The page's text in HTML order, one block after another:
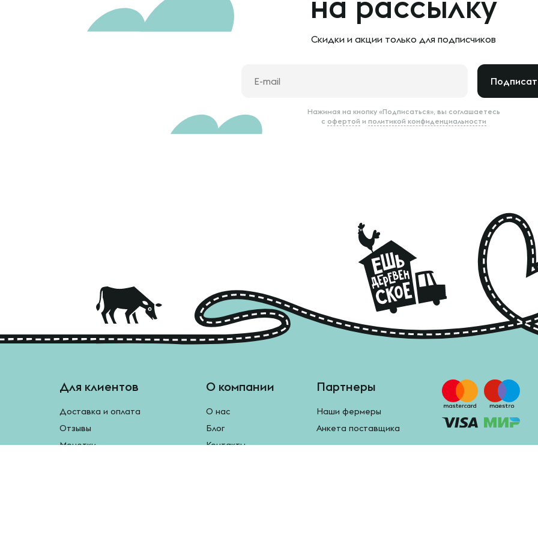
Скидки и акции только для подписчиков
Нажимая на кнопку «Подписаться», вы соглашаетесь
с офертой и политикой конфиденциальности
Для клиентов
Доставка и оплата
Отзывы
Монетки
О компании
О нас
Блог
Контакты
Партнеры
Наши фермеры
Анкета поставщика